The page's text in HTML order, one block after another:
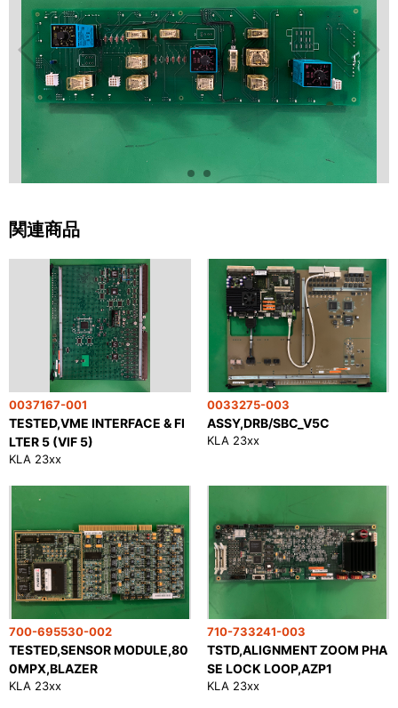
関連商品
TESTED,VME INTERFACE & FI
LTER 5 (VIF 5)
0037167-001
KLA 23xx
ASSY,DRB/SBC_V5C
0033275-003
KLA 23xx
TESTED,SENSOR MODULE,80
0MPX,BLAZER
700-695530-002
KLA 23xx
TSTD,ALIGNMENT ZOOM PHA
SE LOCK LOOP,AZP1
710-733241-003
KLA 23xx